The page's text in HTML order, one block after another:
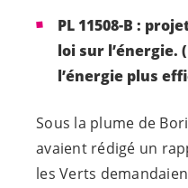
PL 11508-B :
loi sur l’énergie.
l’énergie plus
Sous la plume de
avaient rédigé un
les Verts